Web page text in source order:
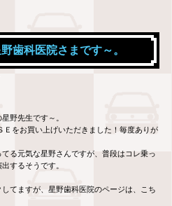
歯科医院さまです～。
野先生です～。
Ｅをお買い上げいただきました！毎度ありが
る元気な星野さんですが、普段はコレ乗っ
するそうです。
てますが、星野歯科医院のページは、こち